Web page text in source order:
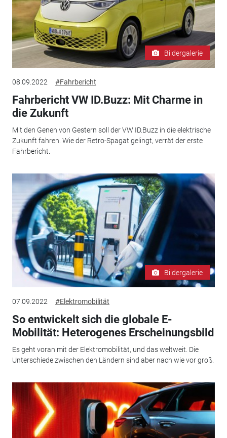
Bildergalerie
08.09.2022 #Fahrbericht
Fahrbericht VW ID.Buzz: Mit Charme in
die Zukunft
Mit den Genen von Gestern soll der VW ID.Buzz in die elektrische
Zukunft fahren. Wie der Retro-Spagat gelingt, verrät der erste
Fahrbericht.
Bildergalerie
07.09.2022 #Elektromobilität
So entwickelt sich die globale E-
Mobilität: Heterogenes Erscheinungsbild
Es geht voran mit der Elektromobilität, und das weltweit. Die
Unterschiede zwischen den Ländern sind aber nach wie vor groß.